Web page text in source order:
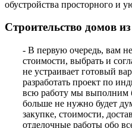
обустройства просторного и
Строительство домов
- В первую очередь, вам
стоимости, выбрать и
не устраивает готовый
разработать проект по
всю работу мы выполним
больше не нужно будет
закупке, стоимости,
отделочные работы обо